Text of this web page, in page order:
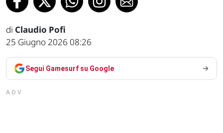
di Claudio Pofi
25 Giugno 2026 08:26
Segui Gamesurf su Google
ADV